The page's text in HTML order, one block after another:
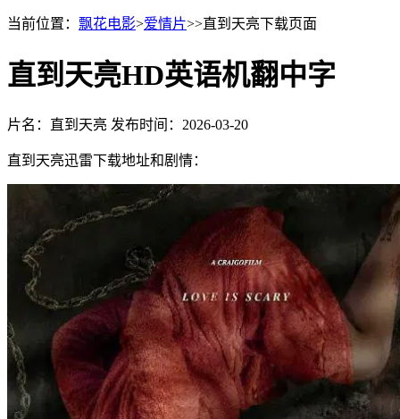
当前位置： 飘花电影>爱情片>>直到天亮下载页面
直到天亮HD英语机翻中字
片名：直到天亮 发布时间：2026-03-20
直到天亮迅雷下载地址和剧情：